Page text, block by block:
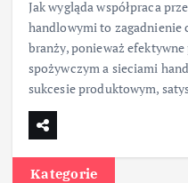
Jak wygląda współpraca
handlowymi to zagadnienie
branży, ponieważ
spożywczym a sieciami
sukcesie produktowym,
Kategorie